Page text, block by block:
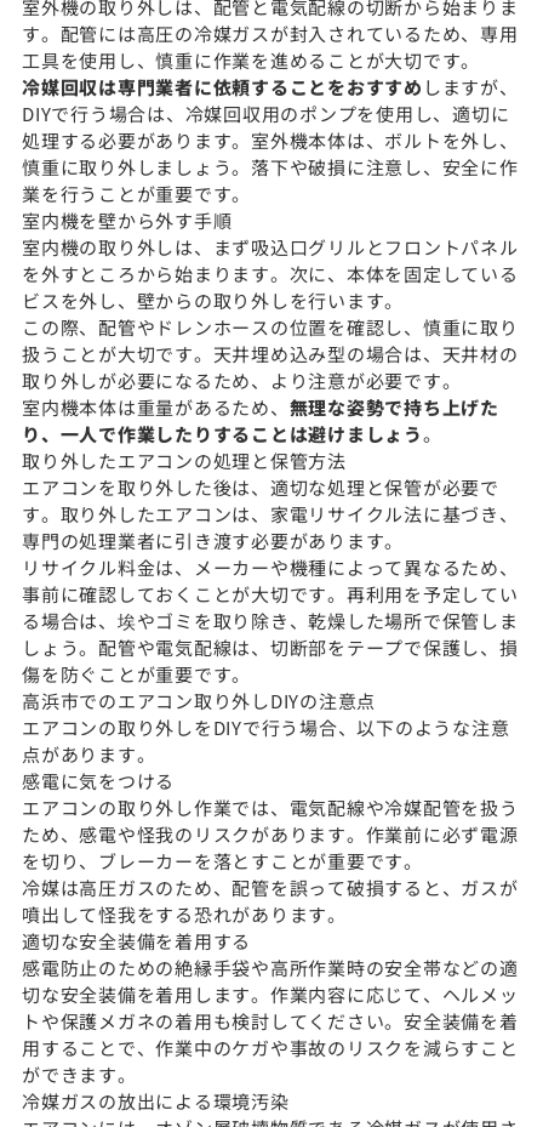
室外機の取り外しは、配管と電気配線の切断から始まりま
す。配管には高圧の冷媒ガスが封入されているため、専用
工具を使用し、慎重に作業を進めることが大切です。
冷媒回収は専門業者に依頼することをおすすめ しますが、
DIYで行う場合は、冷媒回収用のポンプを使用し、適切に
処理する必要があります。室外機本体は、ボルトを外し、
慎重に取り外しましょう。落下や破損に注意し、安全に作
業を行うことが重要です。
室内機を壁から外す手順
室内機の取り外しは、まず吸込口グリルとフロントパネル
を外すところから始まります。次に、本体を固定している
ビスを外し、壁からの取り外しを行います。
この際、配管やドレンホースの位置を確認し、慎重に取り
扱うことが大切です。天井埋め込み型の場合は、天井材の
取り外しが必要になるため、より注意が必要です。
室内機本体は重量があるため、 無理な姿勢で持ち上げた
り、一人で作業したりすることは避けましょう。
取り外したエアコンの処理と保管方法
エアコンを取り外した後は、適切な処理と保管が必要で
す。取り外したエアコンは、家電リサイクル法に基づき、
専門の処理業者に引き渡す必要があります。
リサイクル料金は、メーカーや機種によって異なるため、
事前に確認しておくことが大切です。再利用を予定してい
る場合は、埃やゴミを取り除き、乾燥した場所で保管しま
しょう。配管や電気配線は、切断部をテープで保護し、損
傷を防ぐことが重要です。
高浜市でのエアコン取り外しDIYの注意点
エアコンの取り外しをDIYで行う場合、以下のような注意
点があります。
感電に気をつける
エアコンの取り外し作業では、電気配線や冷媒配管を扱う
ため、感電や怪我のリスクがあります。作業前に必ず電源
を切り、ブレーカーを落とすことが重要です。
冷媒は高圧ガスのため、配管を誤って破損すると、ガスが
噴出して怪我をする恐れがあります。
適切な安全装備を着用する
感電防止のための絶縁手袋や高所作業時の安全帯などの適
切な安全装備を着用します。作業内容に応じて、ヘルメッ
トや保護メガネの着用も検討してください。安全装備を着
用することで、作業中のケガや事故のリスクを減らすこと
ができます。
冷媒ガスの放出による環境汚染